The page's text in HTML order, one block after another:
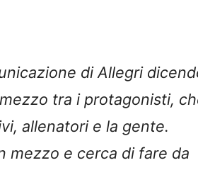
di Allegri
tra i protagonisti,
allenatori e la gente.
mezzo e cerca di fare da